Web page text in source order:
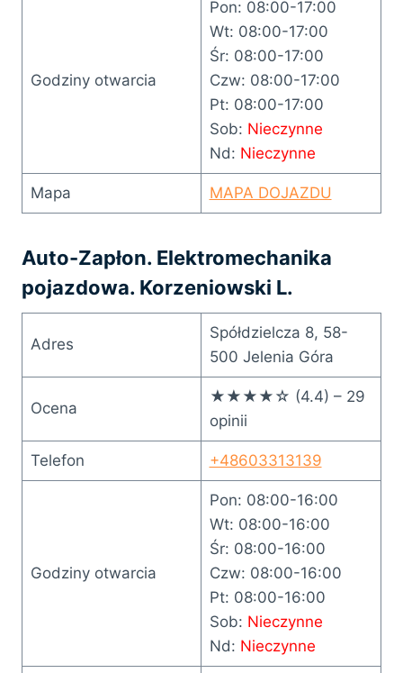
Godziny otwarcia
Pon: 08:00-17:00
Wt: 08:00-17:00
Śr: 08:00-17:00
Czw: 08:00-17:00
Pt: 08:00-17:00
Sob: Nieczynne
Nd: Nieczynne
Mapa MAPA DOJAZDU
Auto-Zapłon. Elektromechanika
pojazdowa. Korzeniowski L.
Adres
Spółdzielcza 8, 58-
500 Jelenia Góra
Ocena
★★★★☆ (4.4) – 29
opinii
Telefon +48603313139
Godziny otwarcia
Pon: 08:00-16:00
Wt: 08:00-16:00
Śr: 08:00-16:00
Czw: 08:00-16:00
Pt: 08:00-16:00
Sob: Nieczynne
Nd: Nieczynne